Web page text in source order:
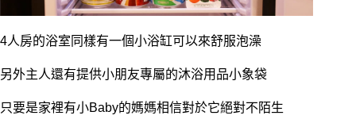
4人房的浴室同樣有一個小浴缸可以來舒服泡澡
另外主人還有提供小朋友專屬的沐浴用品小象袋
只要是家裡有小Baby的媽媽相信對於它絕對不陌生